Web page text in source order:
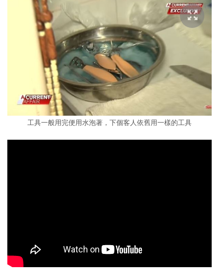
工具一般用完便用水泡著，下個客人依舊用一樣的工具